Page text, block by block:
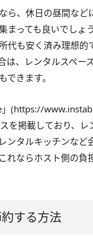
ら、休日の昼間など
まっても良いでしょ
代も安く済み理想的
は、レンタルスペー
できます。
」(https://
を掲載しており、レ
ンタルキッチンなど
れならホスト側の負
する方法